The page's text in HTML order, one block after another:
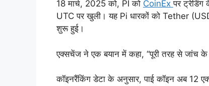
18 मार्च, 2025 को, PI को CoinExपर ट्रेडिंग
UTC पर खुली। यह Pi धारकों को Tether
शुरू हुई।
एक्सचेंज ने एक बयान में कहा, “पूरी तरह से जांच के
कॉइनरैंकिंग डेटा के अनुसार, पाई कॉइन अब 12